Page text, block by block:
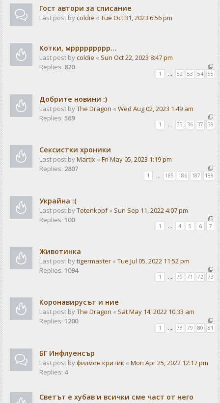
Гост автори за списание
Last post bycoldie « Tue Oct 31, 2023 6:56 pm
Котки, мррррррррр...
Last post bycoldie « Sun Oct 22, 2023 8:47 pm
Replies: 820
1 52 53 54 55
Добрите новини :)
Last post byThe Dragon « Wed Aug 02, 2023 1:49 am
Replies: 569
1 … 35 36 37 38
Сексистки хроники
Last post byMartix « Fri May 05, 2023 1:19 pm
Replies: 2807
1 185 186 187 188
Украйна :(
Last post byTotenkopf« Sun Sep 11, 2022 4:07 pm
Replies: 100
1 … 4 5 6 7
Животинка
Last post bytigermaster « Tue Jul 05, 2022 11:52 pm
Replies: 1094
1 … 70 71 72 73
Коронавирусът и ние
Last post byThe Dragon « Sat May 14, 2022 10:33 am
Replies: 1200
1 78 79 80 81
БГ Инфлуенсър
Last post byфилмов критик « Mon Apr 25, 2022 12:17 pm
Replies: 4
Светът е хубав и всички сме част от него